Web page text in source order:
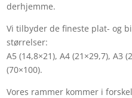
derhjemme.
Vi tilbyder de fineste plat- og
størrelser:
A5 (14,8×21), A4 (21×29,7), A3
(70×100).
Vores rammer kommer i